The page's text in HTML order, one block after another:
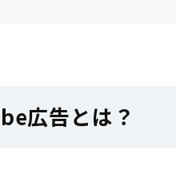
広告とは？